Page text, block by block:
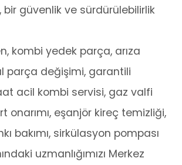
güvenlik ve sürdürülebilirlik
kombi yedek parça, arıza
parça değişimi, garantili
acil kombi servisi, gaz valfi
onarımı, eşanjör kireç temizliği,
bakımı, sirkülasyon pompası
uzmanlığımızı Merkez